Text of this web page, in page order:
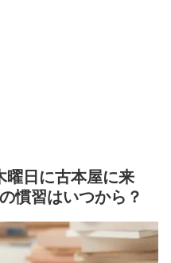
曜日に古本屋に来
慣習はいつから？